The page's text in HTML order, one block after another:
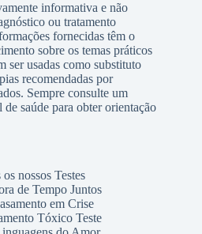
informativa e não
ou tratamento
fornecidas têm o
sobre os temas práticos
ser usadas como substituto
recomendadas por
Sempre consulte um
saúde para obter orientação
nossos Testes
de Tempo Juntos
em Crise
Tóxico Teste